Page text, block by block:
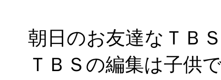
朝日のお友達なＴＢ
ＴＢＳの編集は子供